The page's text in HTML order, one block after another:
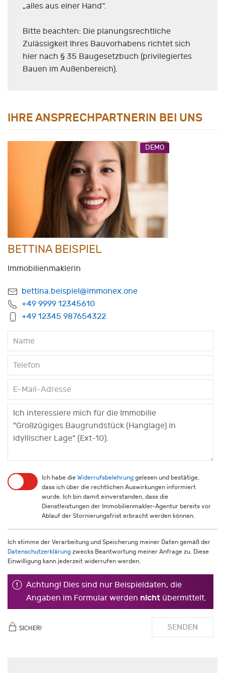
„alles aus einer Hand“.
Bitte beachten: Die planungsrechtliche
Zulässigkeit Ihres Bauvorhabens richtet sich
hier nach § 35 Baugesetzbuch (privilegiertes
Bauen im Außenbereich).
IHRE ANSPRECHPARTNERIN BEI UNS
DEMO
BETTINA BEISPIEL
Immobilienmaklerin
bettina.beispiel@immonex.one
+49 9999 12345610
+49 12345 987654322
Ich habe die Widerrufsbelehrung gelesen und bestätige,
dass ich über die rechtlichen Auswirkungen informiert
wurde. Ich bin damit einverstanden, dass die
Dienstleistungen der Immobilienmakler-Agentur bereits vor
Ablauf der Stornierungsfrist erbracht werden können.
Ich stimme der Verarbeitung und Speicherung meiner Daten gemäß der
Datenschutzerklärung zwecks Beantwortung meiner Anfrage zu. Diese
Einwilligung kann jederzeit widerrufen werden.
Achtung! Dies sind nur Beispieldaten, die
Angaben im Formular werden nicht übermittelt.
SICHER! SENDEN